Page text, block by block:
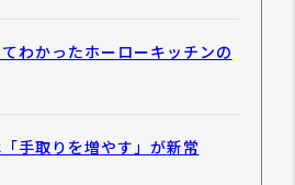
わかったホーローキッチンの
「手取りを増やす」が新常